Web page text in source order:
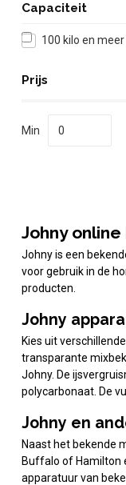
Capaciteit
100 kilo en
Prijs
Min
Johny online
Johny is een
voor gebruik in de
producten.
Johny
Kies uit
transparante
Johny. De
polycarbonaat. De
Johny en
Naast het bekende
Buffalo of Hamilton
apparatuur van